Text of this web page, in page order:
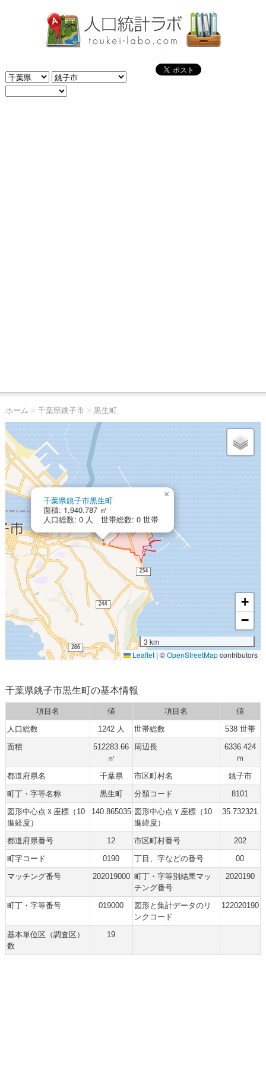
ホーム > 千葉県銚子市> 黒生町
千葉県銚子市黒生町
面積: 1,940.787 ㎡
人口総数: 0 人 世帯総数: 0 世帯
×
+
−
3 km
Leaflet | ©OpenStreetMapcontributors
千葉県銚子市黒生町の基本情報
項目名 値 項目名
値
人口総数
1242 人 世帯総数
538 世帯
面積
512283.66
㎡
周辺長
6336.424
ｍ
都道府県名
千葉県 市区町村名
銚子市
町丁・字等名称
黒生町 分類コード
8101
図形中心点Ｘ座標（10
進経度）
140.865035 図形中心点Ｙ座標（10
進緯度）
35.732321
都道府県番号 12 市区町村番号
202
町字コード
0190 丁目、字などの番号
00
マッチング番号
202019000 町丁・字等別結果マッ
チング番号
2020190
町丁・字等番号 019000
図形と集計データのリ
ンクコード
122020190
基本単位区（調査区）
数
19